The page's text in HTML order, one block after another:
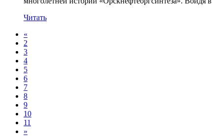
Читать
«
2
3
4
5
6
7
8
9
10
11
»